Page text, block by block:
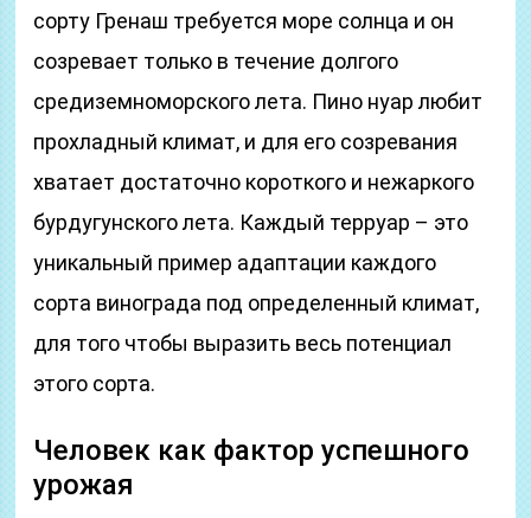
сорту Гренаш требуется море солнца и он
созревает только в течение долгого
средиземноморского лета. Пино нуар любит
прохладный климат, и для его созревания
хватает достаточно короткого и нежаркого
бурдугунского лета. Каждый терруар – это
уникальный пример адаптации каждого
сорта винограда под определенный климат,
для того чтобы выразить весь потенциал
этого сорта.
Человек как фактор успешного
урожая